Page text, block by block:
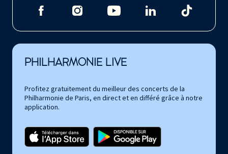
PHILHARMONIE LIVE
Profitez gratuitement du meilleur des concerts de la
Philharmonie de Paris, en direct et en différé grâce à notre
application.